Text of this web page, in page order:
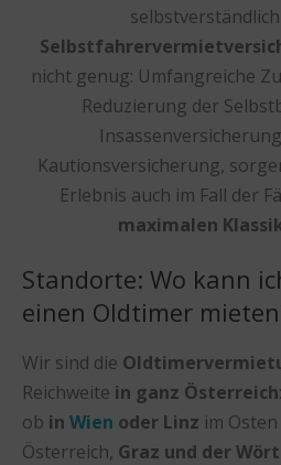
nicht genug: Umfangreiche
Reduzierung der
Kautionsversicherung,
Erlebnis auch im Fall der
maximalen
Standorte: Wo kann
einen Oldtimer
Wir sind die
Reichweite in ganz Österreich
ob in Wien oder Linz im
Österreich, Graz und der